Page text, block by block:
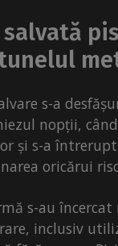
s-a
nopții,
și s-a
oricărui
s-au
inclusiv